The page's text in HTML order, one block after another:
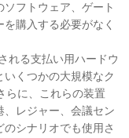
フトウェア、ゲート
購入する必要がなく
れる支払い用ハードウ
いくつかの大規模なク
らに、これらの装置
レジャー、会議セン
シナリオでも使用さ